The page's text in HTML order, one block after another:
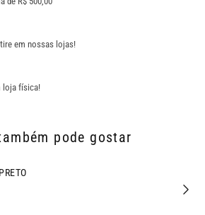
em nossas lojas!
loja física!
pode gostar